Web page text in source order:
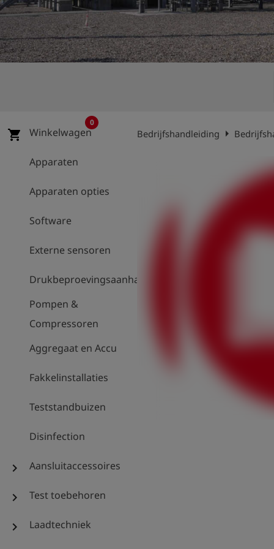
shieldRegistratie
shopping_cart Winkelwagen
0
Apparaten
Apparaten opties
Software
Externe sensoren
Drukbeproevingsaanhanger
Pompen &
Compressoren
Aggregaat en Accu
Fakkelinstallaties
Teststandbuizen
Disinfection
chevron_right Aansluitaccessoires
chevron_right Test toebehoren
chevron_right Laadtechniek
Bedrijfshandleiding arrow_right